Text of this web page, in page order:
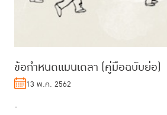
ข้อกำหนดแมนเดลา (คู่มือฉบับย่อ)
13 พ.ค. 2562
-